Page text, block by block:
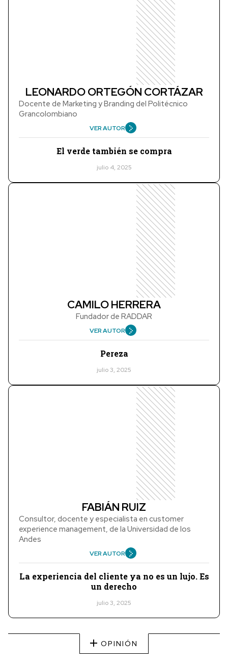
LEONARDO ORTEGÓN CORTÁZAR
Docente de Marketing y Branding del Politécnico
Grancolombiano
VER AUTOR
El verde también se compra
julio 4, 2025
CAMILO HERRERA
Fundador de RADDAR
VER AUTOR
Pereza
julio 3, 2025
FABIÁN RUIZ
Consultor, docente y especialista en customer
experience management, de la Universidad de los
Andes
VER AUTOR
La experiencia del cliente ya no es un lujo. Es
un derecho
julio 3, 2025
OPINIÓN